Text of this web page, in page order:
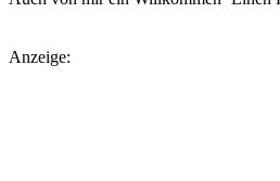
Anzeige: